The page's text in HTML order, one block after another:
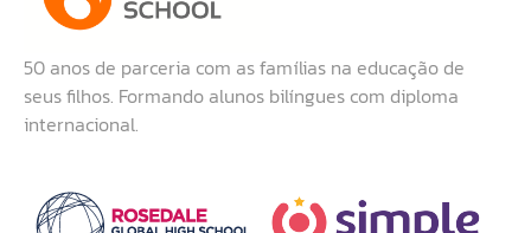
50 anos de parceria com as famílias na educação de
seus filhos. Formando alunos bilíngues com diploma
internacional.